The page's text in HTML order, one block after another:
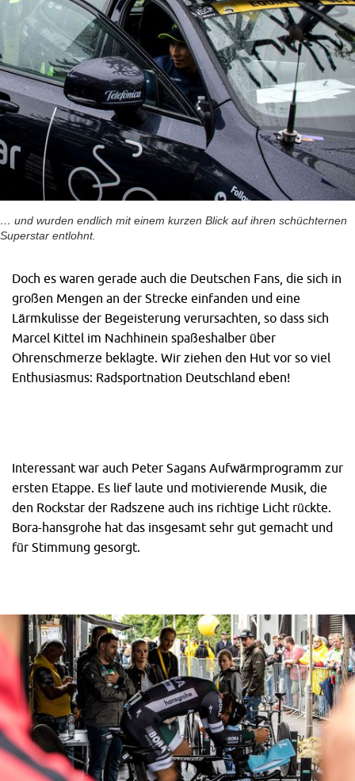
… und wurden endlich mit einem kurzen Blick auf ihren schüchternen
Superstar entlohnt.
Doch es waren gerade auch die Deutschen Fans, die sich in
großen Mengen an der Strecke einfanden und eine
Lärmkulisse der Begeisterung verursachten, so dass sich
Marcel Kittel im Nachhinein spaßeshalber über
Ohrenschmerze beklagte. Wir ziehen den Hut vor so viel
Enthusiasmus: Radsportnation Deutschland eben!
Interessant war auch Peter Sagans Aufwärmprogramm zur
ersten Etappe. Es lief laute und motivierende Musik, die
den Rockstar der Radszene auch ins richtige Licht rückte.
Bora-hansgrohe hat das insgesamt sehr gut gemacht und
für Stimmung gesorgt.